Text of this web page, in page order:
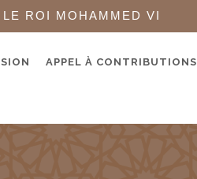
ROI MOHAMMED VI
APPEL À CONTRIBUTIONS